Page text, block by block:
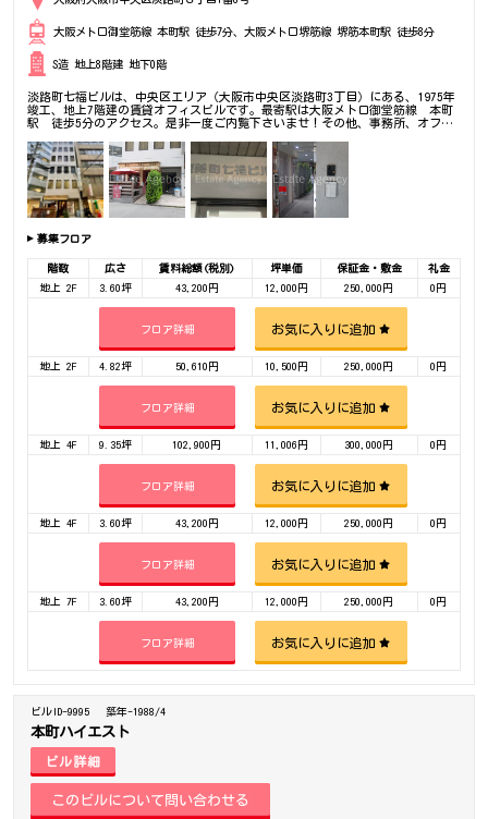
大阪メトロ御堂筋線 本町駅 徒歩7分、大阪メトロ堺筋線 堺筋本町駅 徒歩8分
S造 地上8階建 地下0階
淡路町七福ビルは、中央区エリア（大阪市中央区淡路町3丁目）にある、1975年
竣工、地上7階建の賃貸オフィスビルです。最寄駅は大阪メトロ御堂筋線 本町
駅 徒歩5分のアクセス。是非一度ご内覧下さいませ！その他、事務所、オフィ
募集フロア
階数 広さ 賃料総額(税別) 坪単価 保証金・敷金
礼金
地上 2F
3.60坪 43,200円 12,000円 250,000円 0円
フロア詳細 お気に入りに追加
地上 2F 4.82坪 50,610円 10,500円 250,000円 0円
フロア詳細 お気に入りに追加
地上 4F 9.35坪 102,900円 11,006円 300,000円 0円
フロア詳細 お気に入りに追加
地上 4F 3.60坪 43,200円 12,000円 250,000円 0円
フロア詳細 お気に入りに追加
地上 7F 3.60坪 43,200円 12,000円 250,000円 0円
フロア詳細 お気に入りに追加
ビルID-9995 築年-1988/4
本町ハイエスト
ビル詳細